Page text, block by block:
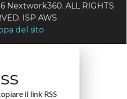
Nextwork360. ALL RIGHTS
ISP AWS
del sito
il link RSS